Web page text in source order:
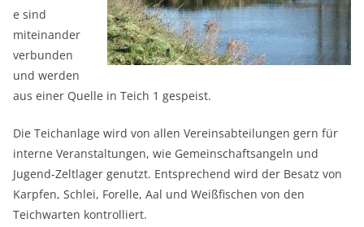
e sind
miteinander
verbunden
und werden
aus einer Quelle in Teich 1 gespeist.
Die Teichanlage wird von allen Vereinsabteilungen gern für
interne Veranstaltungen, wie Gemeinschaftsangeln und
Jugend-Zeltlager genutzt. Entsprechend wird der Besatz von
Karpfen, Schlei, Forelle, Aal und Weißfischen von den
Teichwarten kontrolliert.